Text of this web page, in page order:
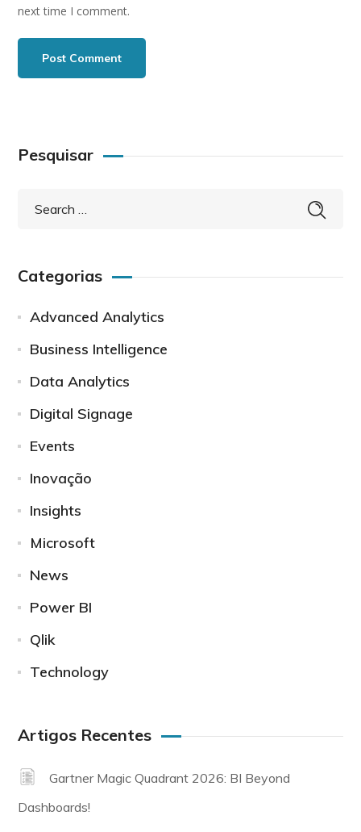
next time I comment.
Pesquisar
Categorias
Advanced Analytics
Business Intelligence
Data Analytics
Digital Signage
Events
Inovação
Insights
Microsoft
News
Power BI
Qlik
Technology
Artigos Recentes
Gartner Magic Quadrant 2026: BI Beyond
Dashboards!